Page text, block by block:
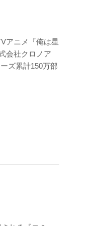
アニメ『俺は星
会社クロノア
ズ累計150万部